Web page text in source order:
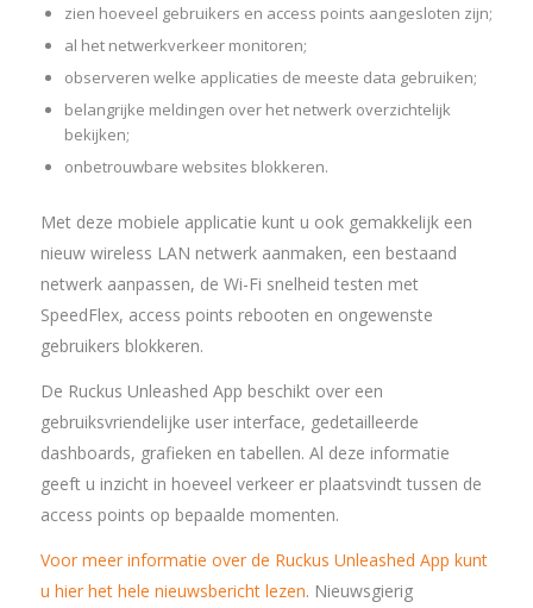
zien hoeveel gebruikers en access points aangesloten zijn;
al het netwerkverkeer monitoren;
observeren welke applicaties de meeste data gebruiken;
belangrijke meldingen over het netwerk overzichtelijk
bekijken;
onbetrouwbare websites blokkeren.
Met deze mobiele applicatie kunt u ook gemakkelijk een
nieuw wireless LAN netwerk aanmaken, een bestaand
netwerk aanpassen, de Wi-Fi snelheid testen met
SpeedFlex, access points rebooten en ongewenste
gebruikers blokkeren.
De Ruckus Unleashed App beschikt over een
gebruiksvriendelijke user interface, gedetailleerde
dashboards, grafieken en tabellen. Al deze informatie
geeft u inzicht in hoeveel verkeer er plaatsvindt tussen de
access points op bepaalde momenten.
Voor meer informatie over de Ruckus Unleashed App kunt
u hier het hele nieuwsbericht lezen. Nieuwsgierig